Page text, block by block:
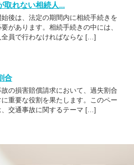
取れない相続人...
後は、法定の期間内に相続手続きを
があります。相続手続きの中には、
全員で行わなければならな […]
合
の損害賠償請求において、過失割合
に重要な役割を果たします。このペー
、交通事故に関するテーマ […]